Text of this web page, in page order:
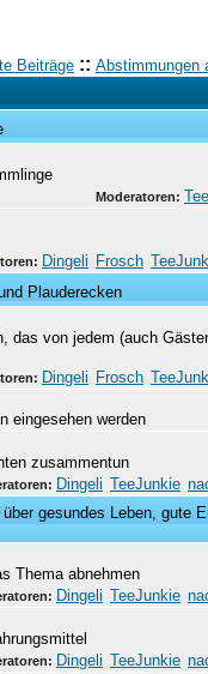
Beiträge :: Abstimmungen
Moderatoren:
Dingeli Frosch
Plauderecken
das von jedem (auch
Dingeli Frosch
eingesehen werden
zusammentun
Dingeli TeeJunkie
gesundes Leben, gute
Thema abnehmen
Dingeli TeeJunkie
Dingeli TeeJunkie